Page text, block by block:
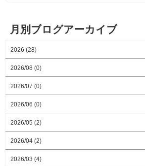
月別ブログアーカイブ
2026 (28)
2026/08 (0)
2026/07 (0)
2026/06 (0)
2026/05 (2)
2026/04 (2)
2026/03 (4)